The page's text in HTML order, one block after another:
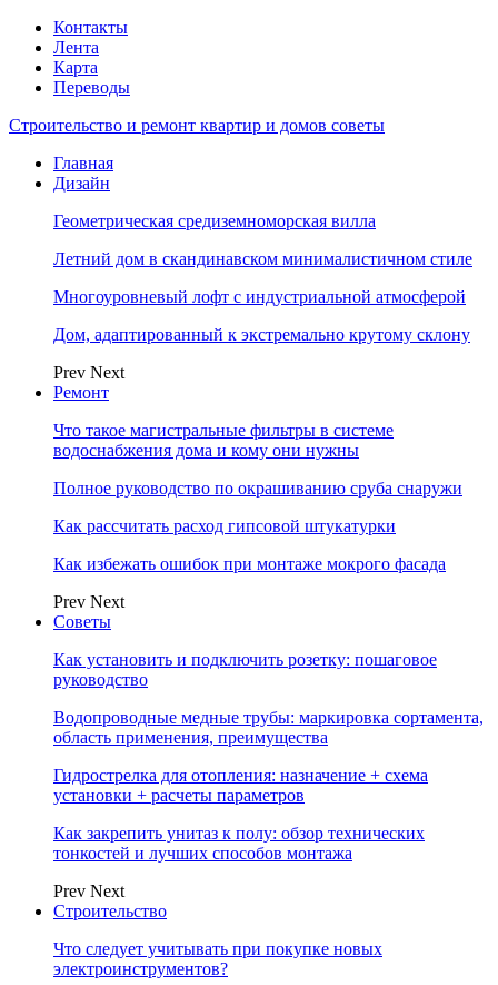
Контакты
Лента
Карта
Переводы
Строительство и ремонт квартир и домов советы
Главная
Дизайн
Геометрическая средиземноморская вилла
Летний дом в скандинавском минималистичном стиле
Многоуровневый лофт с индустриальной атмосферой
Дом, адаптированный к экстремально крутому склону
Prev Next
Ремонт
Что такое магистральные фильтры в системе
водоснабжения дома и кому они нужны
Полное руководство по окрашиванию сруба снаружи
Как рассчитать расход гипсовой штукатурки
Как избежать ошибок при монтаже мокрого фасада
Prev Next
Советы
Как установить и подключить розетку: пошаговое
руководство
Водопроводные медные трубы: маркировка сортамента,
область применения, преимущества
Гидрострелка для отопления: назначение + схема
установки + расчеты параметров
Как закрепить унитаз к полу: обзор технических
тонкостей и лучших способов монтажа
Prev Next
Строительство
Что следует учитывать при покупке новых
электроинструментов?